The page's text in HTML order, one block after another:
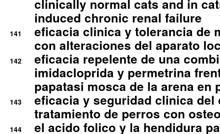
clinically normal cats and in
induced chronic renal failure
141
eficacia clinica y tolerancia de
con alteraciones del aparato
142
eficacia repelente de una
imidacloprida y permetrina
papatasi mosca de la arena en
143
eficacia y seguridad clinica del
tratamiento de perros con
144
el acido folico y la hendidura